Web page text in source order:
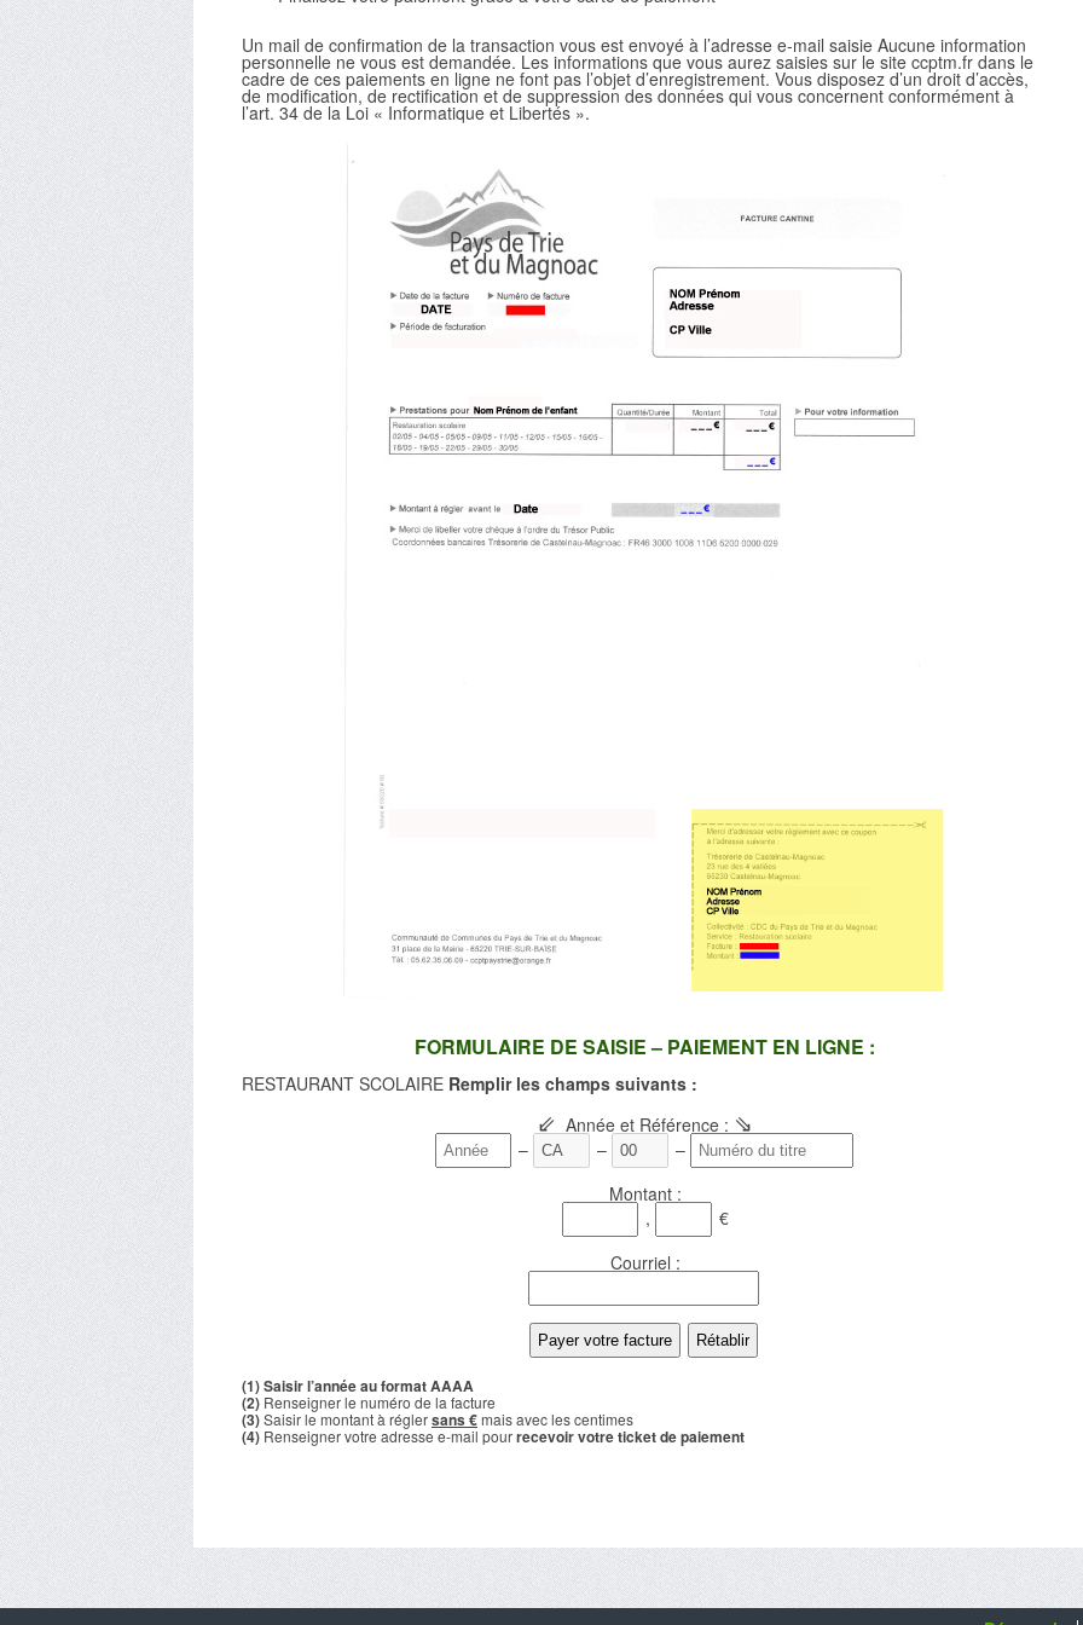
Un mail de confirmation de la transaction vous est envoyé à l’adresse e-mail saisie Aucune information
personnelle ne vous est demandée. Les informations que vous aurez saisies sur le site ccptm.fr dans le
cadre de ces paiements en ligne ne font pas l’objet d’enregistrement. Vous disposez d’un droit d’accès,
de modification, de rectification et de suppression des données qui vous concernent conformément à
l’art. 34 de la Loi « Informatique et Libertés ».
FORMULAIRE DE SAISIE – PAIEMENT EN LIGNE :
RESTAURANT SCOLAIRE Remplir les champs suivants :
⇙ Année et Référence : ⇘
– –
–
Montant:
,
€
Courriel :
(1) Saisir l’année au format AAAA
(2) Renseigner le numéro de la facture
(3)Saisir le montant à réglersans €mais avec les centimes
(4) Renseigner votre adresse e-mail pourrecevoir votre ticket de paiement